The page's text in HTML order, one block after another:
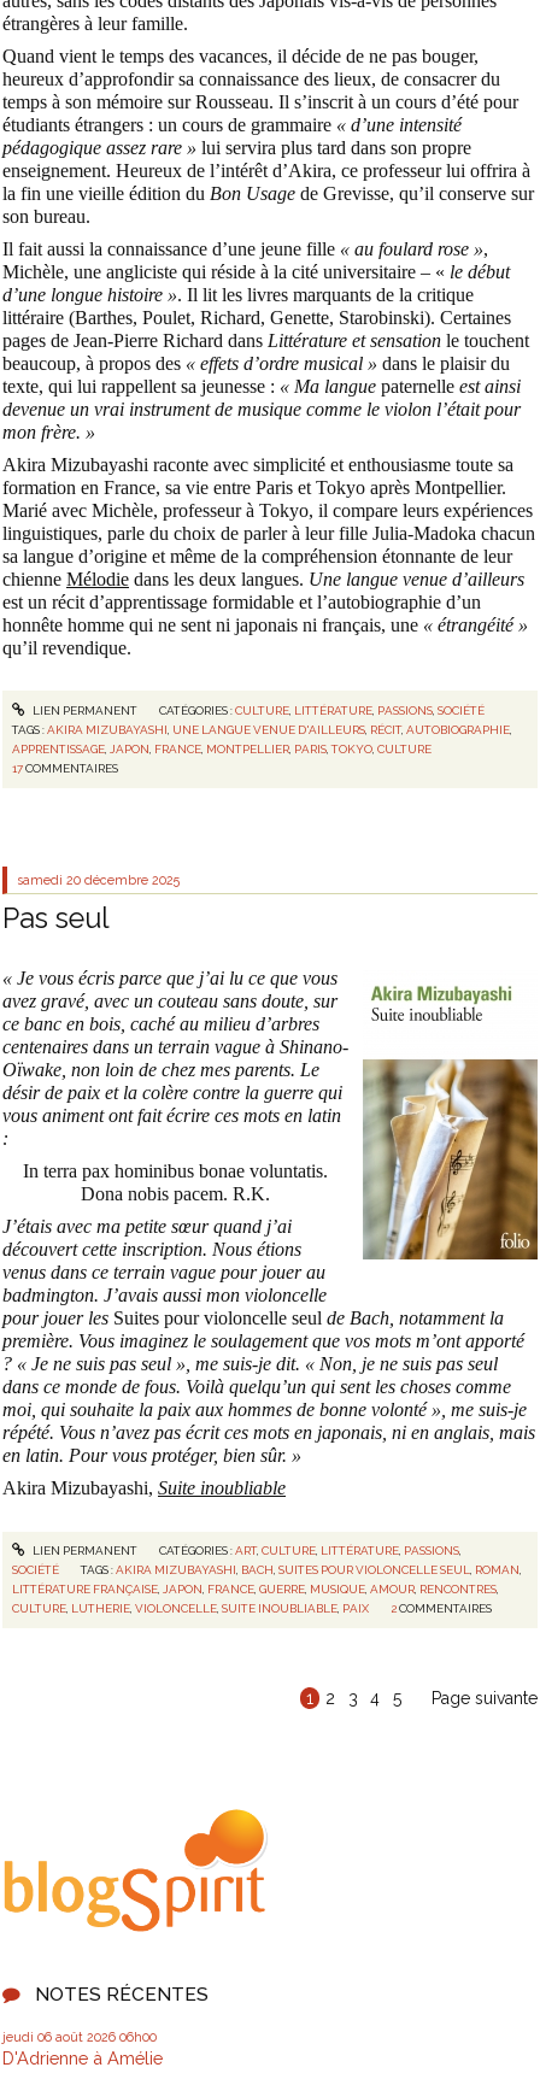
NOTES RÉCENTES
jeudi 06 août 2026 06h00
D'Adrienne à Amélie
étrangères à leur famille.
Quand vient le temps des vacances, il décide de ne pas bouger,
heureux d’approfondir sa connaissance des lieux, de consacrer du
temps à son mémoire sur Rousseau. Il s’inscrit à un cours d’été pour
étudiants étrangers : un cours de grammaire « d’une intensité
pédagogique assez rare » lui servira plus tard dans son propre
enseignement. Heureux de l’intérêt d’Akira, ce professeur lui offrira à
la fin une vieille édition du Bon Usage de Grevisse, qu’il conserve sur
son bureau.
Il fait aussi la connaissance d’une jeune fille « au foulard rose »,
Michèle, une angliciste qui réside à la cité universitaire – « le début
d’une longue histoire ». Il lit les livres marquants de la critique
littéraire (Barthes, Poulet, Richard, Genette, Starobinski). Certaines
pages de Jean-Pierre Richard dans Littérature et sensation le touchent
beaucoup, à propos des « effets d’ordre musical » dans le plaisir du
texte, qui lui rappellent sa jeunesse : « Ma langue paternelle est ainsi
devenue un vrai instrument de musique comme le violon l’était pour
mon frère. »
Akira Mizubayashi raconte avec simplicité et enthousiasme toute sa
formation en France, sa vie entre Paris et Tokyo après Montpellier.
Marié avec Michèle, professeur à Tokyo, il compare leurs expériences
linguistiques, parle du choix de parler à leur fille Julia-Madoka chacun
sa langue d’origine et même de la compréhension étonnante de leur
chienne Mélodie dans les deux langues. Une langue venue d’ailleurs
est un récit d’apprentissage formidable et l’autobiographie d’un
honnête homme qui ne sent ni japonais ni français, une « étrangéité »
qu’il revendique.
LIEN PERMANENT CATÉGORIES :CULTURE, LITTÉRATURE, PASSIONS, SOCIÉTÉ
TAGS :AKIRA MIZUBAYASHI UNE LANGUE VENUE D'AILLEURS RÉCIT,AUTOBIOGRAPHIE
APPRENTISSAGE JAPON FRANCE MONTPELLIER PARIS ,TOKYO ,CULTURE
17COMMENTAIRES
samedi 20 décembre 2025
Pas seul
« Je vous écris parce que j’ai lu ce que vous
avez gravé, avec un couteau sans doute, sur
ce banc en bois, caché au milieu d’arbres
centenaires dans un terrain vague à Shinano-
Oïwake, non loin de chez mes parents. Le
désir de paix et la colère contre la guerre qui
vous animent ont fait écrire ces mots en latin
:
In terra pax hominibus bonae voluntatis.
Dona nobis pacem. R.K.
J’étais avec ma petite sœur quand j’ai
découvert cette inscription. Nous étions
venus dans ce terrain vague pour jouer au
badmington. J’avais aussi mon violoncelle
pour jouer les Suites pour violoncelle seul de Bach, notamment la
première. Vous imaginez le soulagement que vos mots m’ont apporté
? « Je ne suis pas seul », me suis-je dit. « Non, je ne suis pas seul
dans ce monde de fous. Voilà quelqu’un qui sent les choses comme
moi, qui souhaite la paix aux hommes de bonne volonté », me suis-je
répété. Vous n’avez pas écrit ces mots en japonais, ni en anglais, mais
en latin. Pour vous protéger, bien sûr. »
Akira Mizubayashi, Suite inoubliable
LIEN PERMANENT CATÉGORIES :ART, CULTURE, LITTÉRATURE, PASSIONS,
SOCIÉTÉ
TAGS :AKIRA MIZUBAYASHI BACH ,SUITES POUR VIOLONCELLE SEUL ROMAN
LITTÉRATURE FRANÇAISE JAPON FRANCE ,GUERRE MUSIQUE ,AMOUR RENCONTRES
CULTURE LUTHERIE ,VIOLONCELLE ,SUITE INOUBLIABLE PAIX 2 COMMENTAIRES
1 2 3 4 5 Page suivante